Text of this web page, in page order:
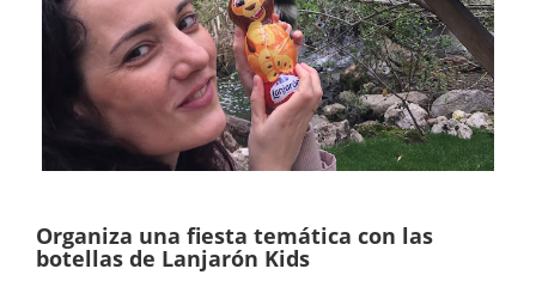
Organiza una fiesta temática con las
botellas de Lanjarón Kids